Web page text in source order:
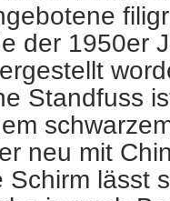
der 1950er
Standfuss
neu mit
Schirm lässt